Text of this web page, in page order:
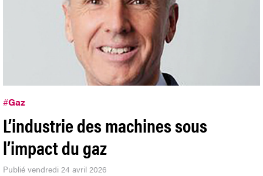
#Gaz
L’industrie des machines sous
l’impact du gaz
Publié vendredi 24 avril 2026